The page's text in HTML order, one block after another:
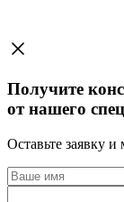
Получите
от нашего
Оставьте заявку